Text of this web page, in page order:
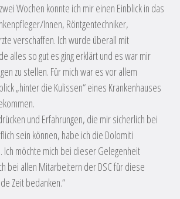
Wochen konnte ich mir einen Einblick in das
Innen, Röntgentechniker,
verschaffen. Ich wurde überall mit
alles so gut es ging erklärt und es war mir
zu stellen. Für mich war es vor allem
„hinter die Kulissen“ eines Krankenhauses
und Erfahrungen, die mir sicherlich bei
sein können, habe ich die Dolomiti
Ich möchte mich bei dieser Gelegenheit
bei allen Mitarbeitern der DSC für diese
Zeit bedanken.“